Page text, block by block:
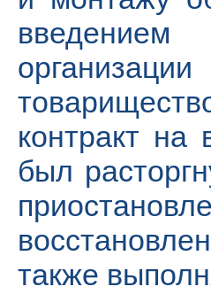
контракт на
был
также